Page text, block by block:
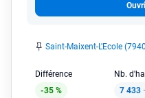
Saint-Maixent-L'Ecole
Différence
-35 %
Nb.
7 433